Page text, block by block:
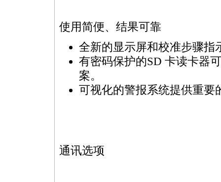
使用简便、结果可靠
全新的显示屏和校准步骤指
有密码保护的SD 卡读卡器
案。
可视化的警报系统提供重要
通讯选项